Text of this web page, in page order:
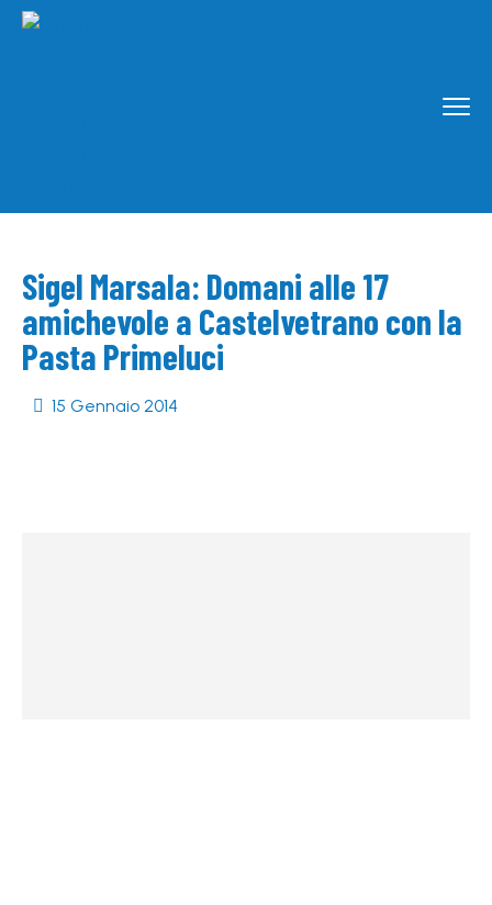
Sigel Marsala: Domani alle 17
amichevole a Castelvetrano con la
Pasta Primeluci
15 Gennaio 2014